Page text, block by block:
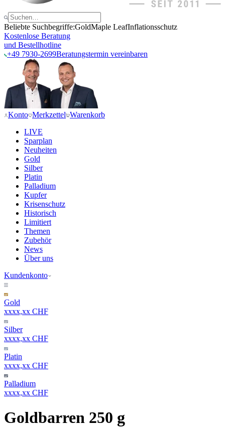
Beliebte Suchbegriffe:GoldMaple LeafInflationsschutz
Kostenlose Beratung
und Bestellhotline
+49 7930-2699Beratungstermin vereinbaren
Konto Merkzettel Warenkorb
LIVE
Sparplan
Neuheiten
Gold
Silber
Platin
Palladium
Kupfer
Krisenschutz
Historisch
Limitiert
Themen
Zubehör
News
Über uns
Kundenkonto
Gold
xxxx,xx CHF
Silber
xxxx,xx CHF
Platin
xxxx,xx CHF
Palladium
xxxx,xx CHF
Goldbarren 250 g